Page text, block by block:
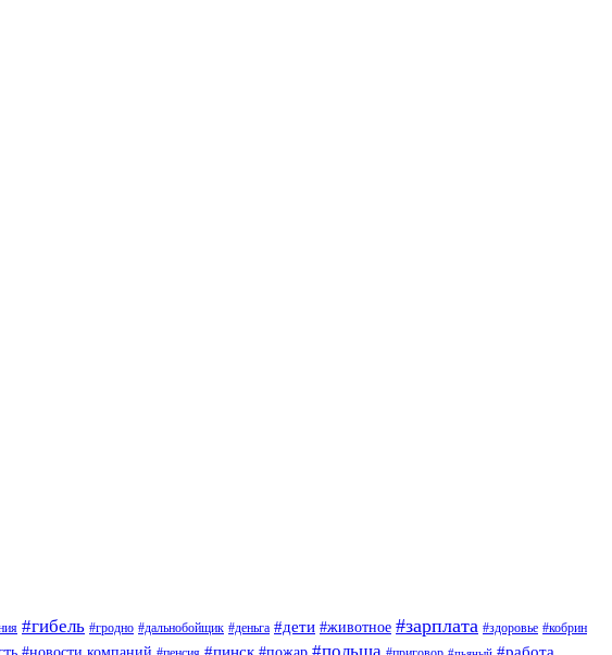
#гибель #гродно #дальнобойщик #деньга #дети #животное #зарплата #здоровье #кобрин
#польша